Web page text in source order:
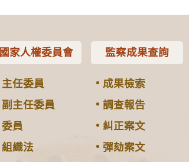
國家人權委員會
主任委員
副主任委員
委員
組織法
監察成果查詢
成果檢索
調查報告
糾正案文
彈劾案文